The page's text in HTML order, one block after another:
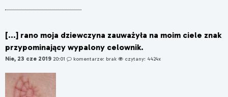
[...] rano moja dziewczyna zauważyła na moim ciele znak
przypominający wypalony celownik.
Nie, 23 cze 2019 20:01 komentarze: brak czytany: 4424x